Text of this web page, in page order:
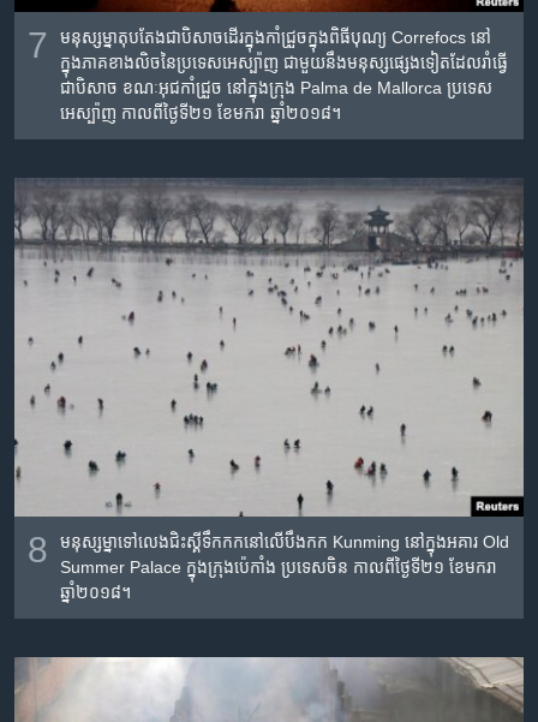
7
មនុស្ស​ម្នា​តុបតែង​ជា​បិសាច​ដើរ​ក្នុង​កាំជ្រួច​ក្នុង​ពិធីបុណ្យ Correfocs នៅ​
ក្នុង​ភាគ​ខាង​លិច​នៃ​ប្រទេស​អេស្ប៉ាញ ជាមួយ​នឹង​មនុស្ស​ផ្សេង​ទៀត​ដែល​រាំ​ធ្វើ​
ជា​បិសាច ខណៈ​អុជ​កាំជ្រួច នៅ​ក្នុង​ក្រុង Palma de Mallorca ប្រទេស​
អេស្ប៉ាញ កាលពី​ថ្ងៃទី២១ ខែមករា ឆ្នាំ២០១៨។
8
មនុស្ស​ម្នា​ទៅ​លេង​ជិះ​ស្គី​ទឹកកក​នៅ​លើ​បឹង​កក Kunming នៅ​ក្នុង​អគារ Old
Summer Palace ក្នុង​ក្រុង​ប៉េកាំង ប្រទេស​ចិន កាលពី​ថ្ងៃទី២១ ខែមករា
ឆ្នាំ២០១៨។